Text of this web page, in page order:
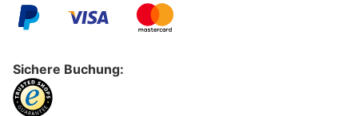
Sichere Buchung: